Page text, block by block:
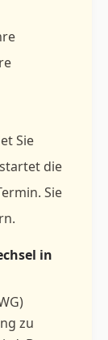
Sie
die
Sie
in
zu